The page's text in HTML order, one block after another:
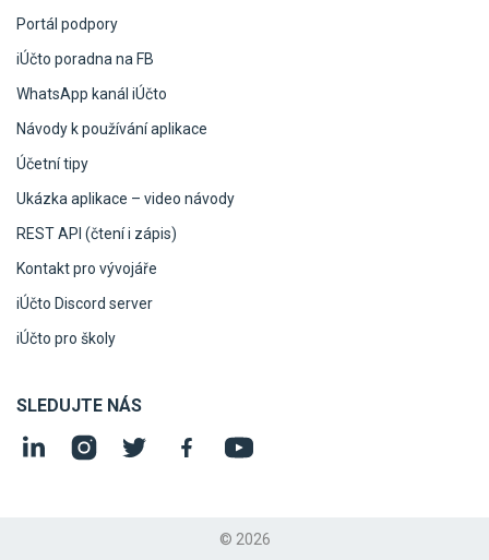
Portál podpory
iÚčto poradna na FB
WhatsApp kanál iÚčto
Návody k používání aplikace
Účetní tipy
Ukázka aplikace – video návody
REST API (čtení i zápis)
Kontakt pro vývojáře
iÚčto Discord server
iÚčto pro školy
SLEDUJTE NÁS
© 2026